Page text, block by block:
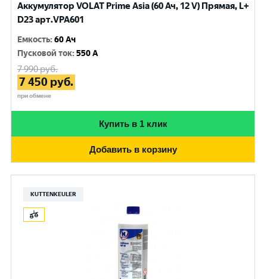
Аккумулятор VOLAT Prime Asia (60 Ач, 12 V) Прямая, L+
D23 арт.VPA601
Емкость:60 Ач
Пусковой ток:550 A
7 990руб.
7 450 руб.
при обмене
Купить в 1 клик
Добавить в корзину
KUTTENKEULER